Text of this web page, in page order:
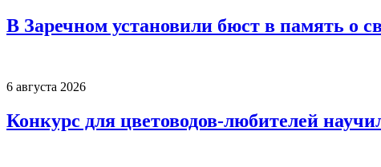
В Заречном установили бюст в память о
6 августа 2026
Конкурс для цветоводов-любителей